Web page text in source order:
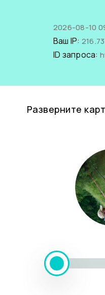
2026-08-10
Ваш IP:
ID запроса:
Разверните